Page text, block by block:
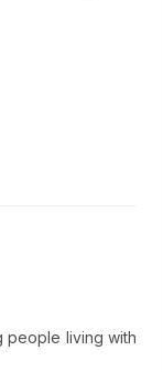
people living with